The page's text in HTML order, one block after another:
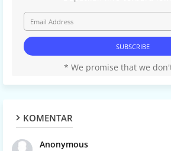
* We promise that we
KOMENTAR
Anonymous